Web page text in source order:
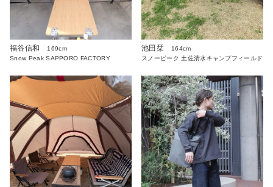
福谷信和
169cm
Snow Peak SAPPORO FACTORY
池田栞
164cm
スノーピーク 土佐清水キャンプフィールド